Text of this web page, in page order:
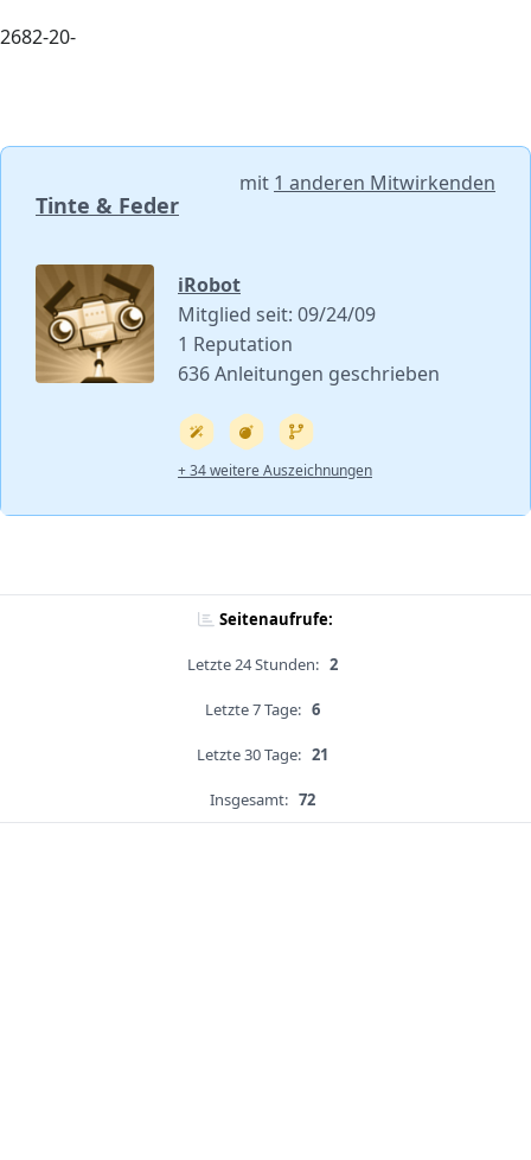
2682-20-
Tinte & Feder
mit 1 anderen Mitwirkenden
iRobot
Mitglied seit: 09/24/09
1 Reputation
636 Anleitungen geschrieben
+ 34 weitere Auszeichnungen
Seitenaufrufe:
Letzte 24 Stunden: 2
Letzte 7 Tage: 6
Letzte 30 Tage: 21
Insgesamt: 72